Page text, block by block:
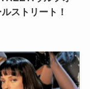
ストリート！